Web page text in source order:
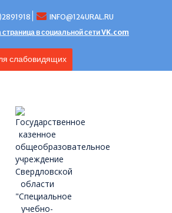
INFO@124URAL.RU
в социальной сети VK.com
слабовидящих